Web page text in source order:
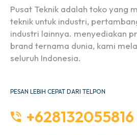
Pusat Teknik adalah toko yang
teknik untuk industri,
industri lainnya. menyediakan
brand ternama dunia, kami
seluruh Indonesia.
PESAN LEBIH CEPAT DARI TELPON
+628132055816